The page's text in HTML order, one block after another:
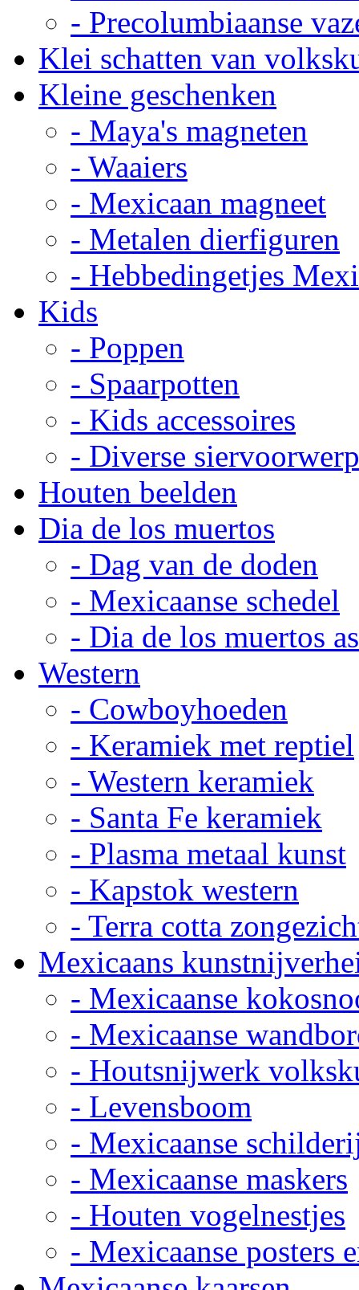
- Precolumbiaanse
Klei schatten van
Kleine geschenken
- Maya's magneten
- Waaiers
- Mexicaan magneet
- Metalen dierfiguren
- Hebbedingetjes
Kids
- Poppen
- Spaarpotten
- Kids accessoires
- Diverse
Houten beelden
Dia de los muertos
- Dag van de doden
- Mexicaanse schedel
- Dia de los muertos
Western
- Cowboyhoeden
- Keramiek met reptiel
- Western keramiek
- Santa Fe keramiek
- Plasma metaal kunst
- Kapstok western
- Terra cotta
Mexicaans
- Mexicaanse
- Mexicaanse
- Houtsnijwerk
- Levensboom
- Mexicaanse
- Mexicaanse maskers
- Houten vogelnestjes
- Mexicaanse posters